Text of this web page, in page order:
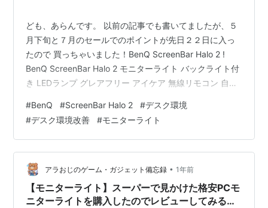
ども、あらんです。 以前の記事でも書いてましたが、５
月下旬と７月のセールでのポイントが先日２２日に入っ
たので 買っちゃいました！BenQ ScreenBar Halo 2 !
BenQ ScreenBar Halo 2 モニターライト バックライト付
き LEDランプ グレアフリー アイケア 無線リモコン 自動
ン Amazon 以前もお話しましたが、もうモニターライト
無しでは生活できない体になってしまってますので…そ
の時のお話がこちら↓ aran1192.net この頃の自分が「ま
さかBenQに鞍替えするなんてことは…」って思ってまし
たが…
#BenQ #ScreenBar Halo 2 #デスク環境
#デスク環境改善 #モニターライト
アラおじのゲーム・ガジェット備忘録 • 1年前
【モニターライト】スーパーで見かけた格安PCモ
ニターライトを購入したのでレビューしてみる！